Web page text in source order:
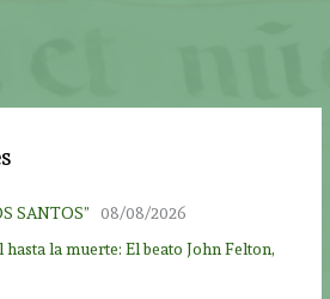
SANTOS”
08/08/2026
hasta la muerte: El beato John Felton,